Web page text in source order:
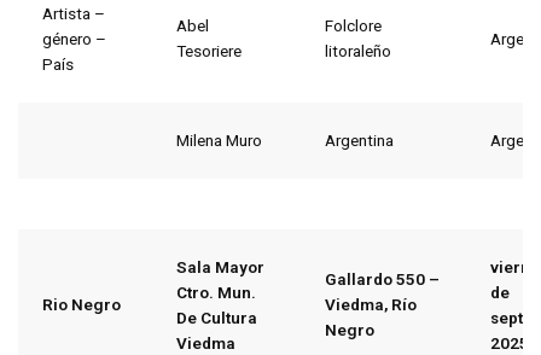
Artista –
género –
País
Abel
Tesoriere
Folclore
litoraleño
Milena Muro Argentina
Rio Negro
Sala Mayor
Ctro. Mun.
De Cultura
Viedma
Gallardo 550 –
Viedma, Río
Negro
de
2025